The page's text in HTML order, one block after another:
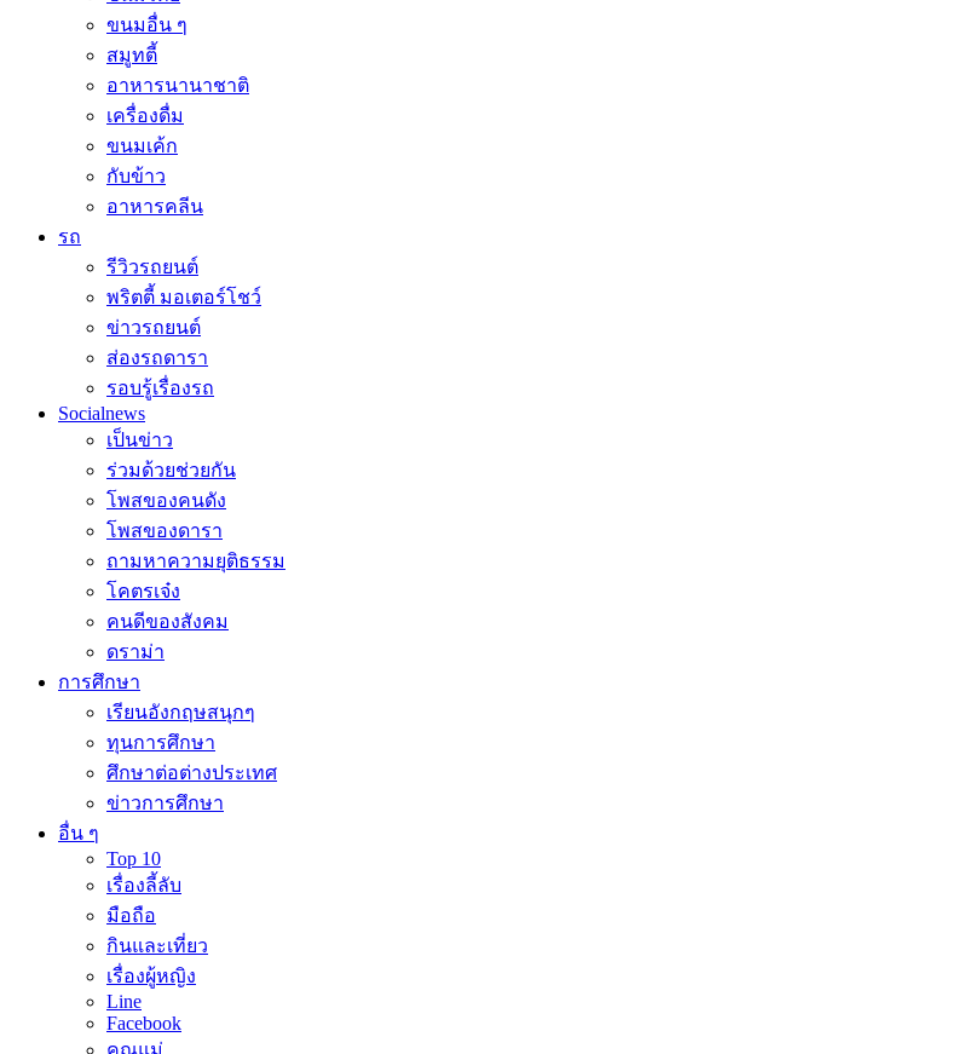
ขนมอื่น ๆ
สมูทตี้
อาหารนานาชาติ
เครื่องดื่ม
ขนมเค้ก
กับข้าว
อาหารคลีน
รถ
รีวิวรถยนต์
พริตตี้ มอเตอร์โชว์
ข่าวรถยนต์
ส่องรถดารา
รอบรู้เรื่องรถ
Socialnews
เป็นข่าว
ร่วมด้วยช่วยกัน
โพสของคนดัง
โพสของดารา
ถามหาความยุติธรรม
โคตรเจ๋ง
คนดีของสังคม
ดราม่า
การศึกษา
เรียนอังกฤษสนุกๆ
ทุนการศึกษา
ศึกษาต่อต่างประเทศ
ข่าวการศึกษา
อื่น ๆ
Top 10
เรื่องลี้ลับ
มือถือ
กินและเที่ยว
เรื่องผู้หญิง
Line
Facebook
คุณแม่